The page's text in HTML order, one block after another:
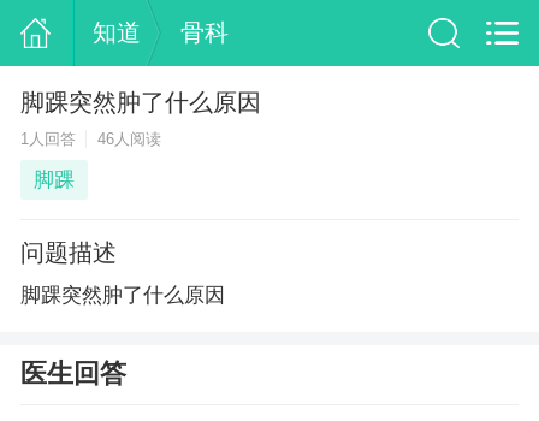
知道 骨科
脚踝突然肿了什么原因
1人回答 46人阅读
脚踝
问题描述
脚踝突然肿了什么原因
医生回答